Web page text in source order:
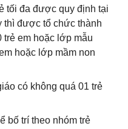
tối đa được quy định tại
thì được tổ chức thành
trẻ em hoặc lớp mẫu
hoặc lớp mầm non
có không quá 01 trẻ
bố trí theo nhóm trẻ